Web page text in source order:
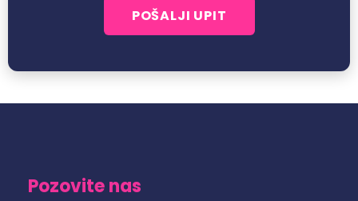
Pozovite nas